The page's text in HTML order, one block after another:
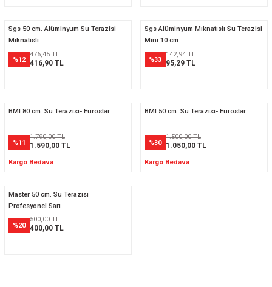
Sgs 50 cm. Alüminyum Su Terazisi
Mıknatıslı
%12
476,45 TL
416,90 TL
Sgs Alüminyum Mıknatıslı Su Terazisi
Mini 10 cm.
%33
142,94 TL
95,29 TL
BMI 80 cm. Su Terazisi- Eurostar
%11
1.790,00 TL
1.590,00 TL
Kargo Bedava
BMI 50 cm. Su Terazisi- Eurostar
%30
1.500,00 TL
1.050,00 TL
Kargo Bedava
Master 50 cm. Su Terazisi
Profesyonel Sarı
%20
500,00 TL
400,00 TL